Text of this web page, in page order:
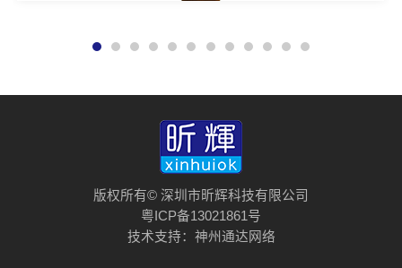
版权所有© 深圳市昕辉科技有限公司
粤ICP备13021861号
技术支持： 神州通达网络